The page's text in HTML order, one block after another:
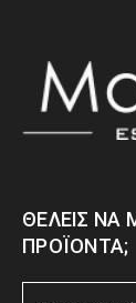
ΘΈΛΕΙΣ ΝΑ
ΠΡΟΪΌΝΤΑ;